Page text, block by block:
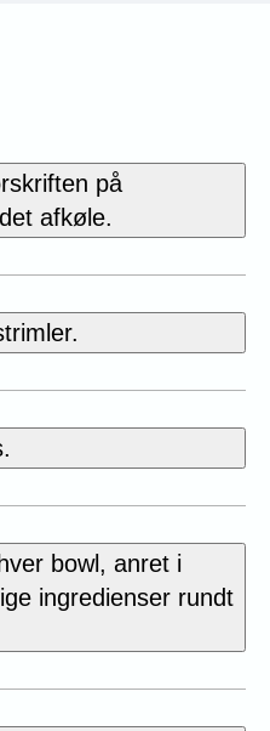
på
afkøle.
bowl, anret i
ingredienser rundt